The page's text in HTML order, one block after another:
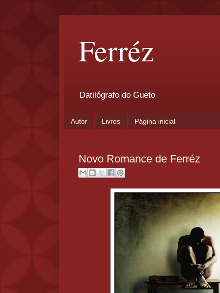
Ferréz
Datilógrafo do Gueto
Autor Livros Página inicial
Novo Romance de Ferréz